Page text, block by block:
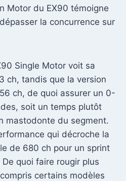
Motor du EX90 témoigne
la concurrence sur
Single Motor voit sa
ch, tandis que la version
ch, de quoi assurer un 0-
soit un temps plutôt
mastodonte du segment.
qui décroche la
de 680 ch pour un sprint
quoi faire rougir plus
certains modèles